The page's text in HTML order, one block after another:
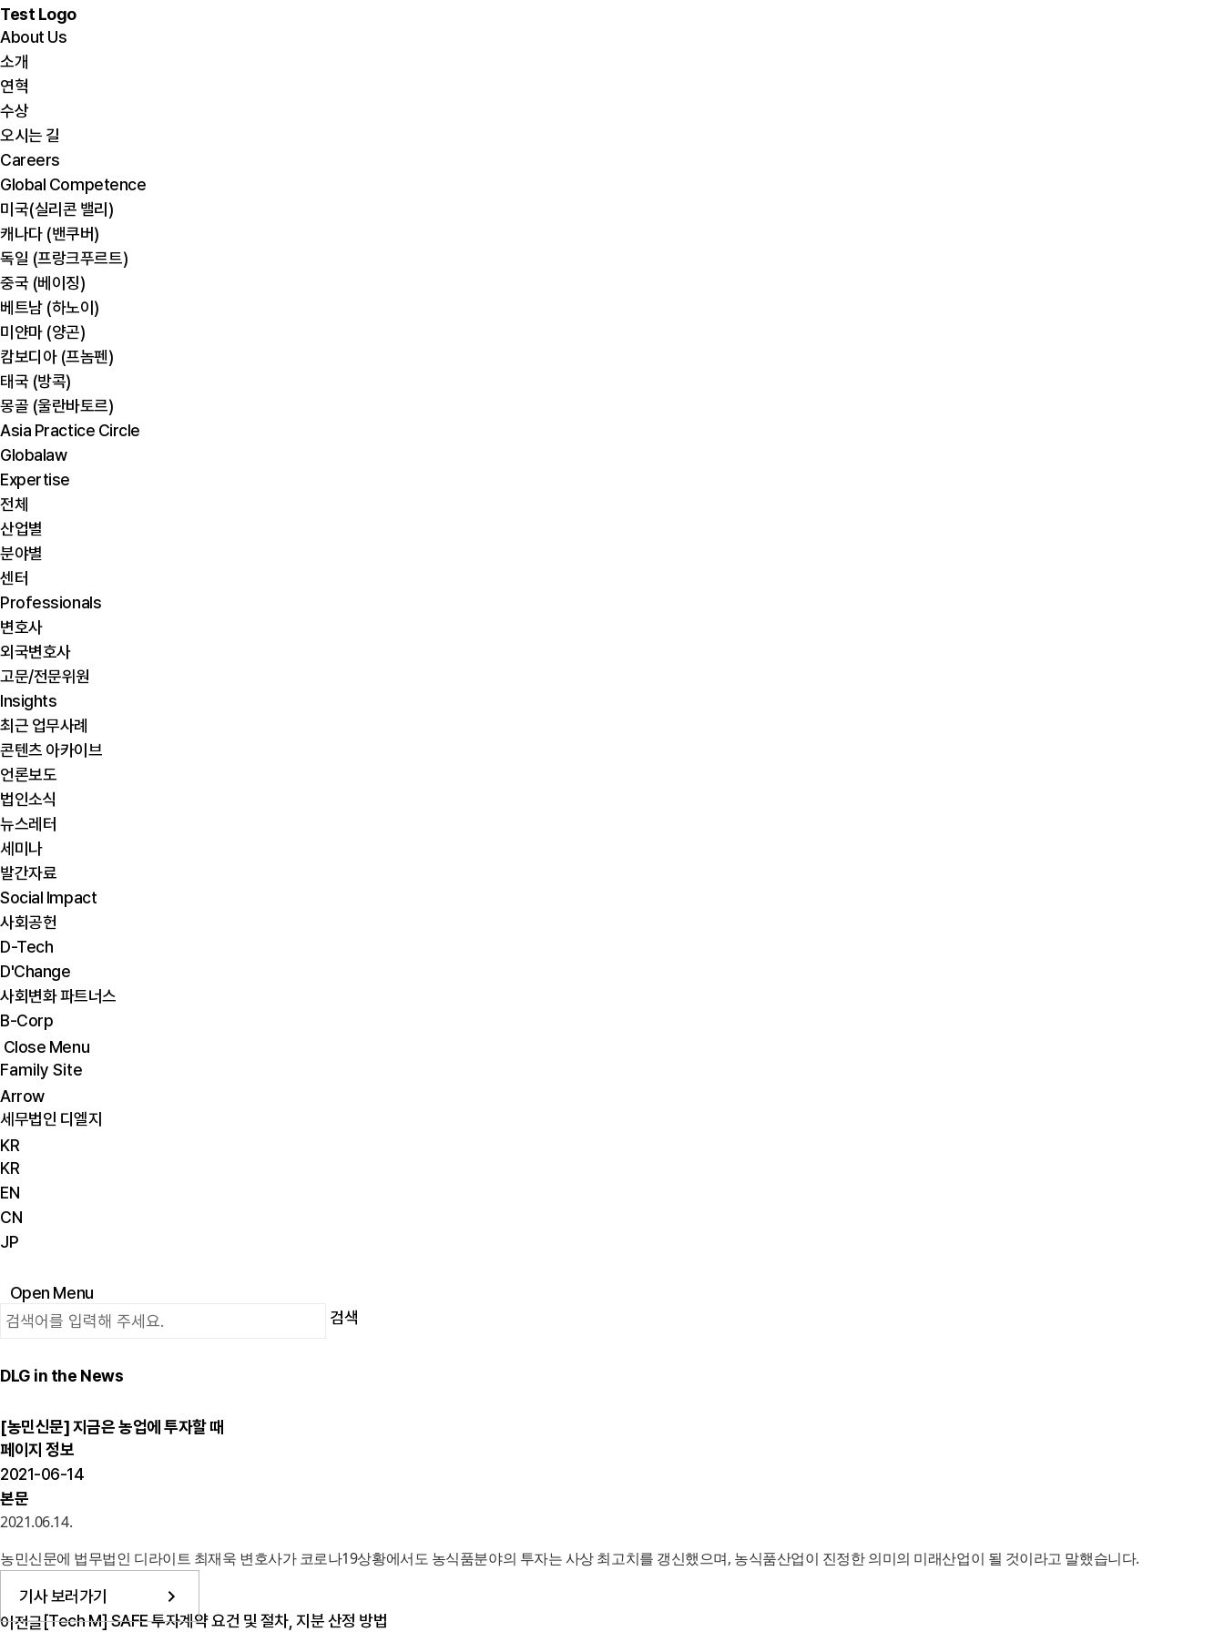
Test Logo
About Us
소개
연혁
수상
오시는 길
Careers
Global Competence
미국(실리콘 밸리)
캐나다 (밴쿠버)
독일 (프랑크푸르트)
중국 (베이징)
베트남 (하노이)
미얀마 (양곤)
캄보디아 (프놈펜)
태국 (방콕)
몽골 (울란바토르)
Asia Practice Circle
Globalaw
Expertise
전체
산업별
분야별
센터
Professionals
변호사
외국변호사
고문/전문위원
Insights
최근 업무사례
콘텐츠 아카이브
언론보도
법인소식
뉴스레터
세미나
발간자료
Social Impact
사회공헌
D-Tech
D'Change
사회변화 파트너스
B-Corp
Close Menu
Family Site
Arrow
세무법인 디엘지
KR
KR
EN
CN
JP
Open Menu
검색
DLG in the News
[농민신문] 지금은 농업에 투자할 때
페이지 정보
2021-06-14
본문
2021.06.14.
농민신문에 법무법인 디라이트 최재욱 변호사가 코로나19상황에서도 농식품분야의 투자는 사상 최고치를 갱신했으며, 농식품산업이 진정한 의미의 미래산업이 될 것이라고 말했습니다.
기사 보러가기
이전글[Tech M] SAFE 투자계약 요건 및 절차, 지분 산정 방법